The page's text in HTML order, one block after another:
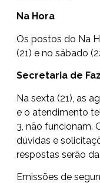
Na Hora
Os postos do Na
(21) e no sábado
Secretaria de
Na sexta (21), as
e o atendimento
3, não funcionam.
dúvidas e
respostas serão
Emissões de